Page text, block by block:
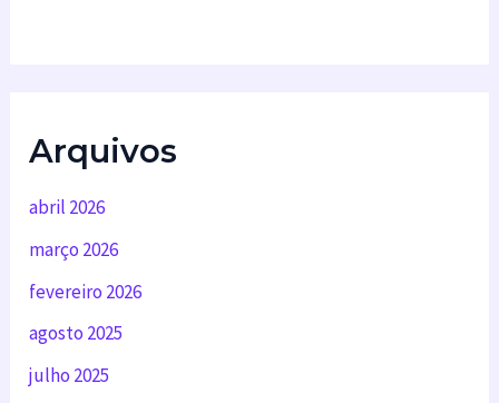
Arquivos
abril 2026
março 2026
fevereiro 2026
agosto 2025
julho 2025